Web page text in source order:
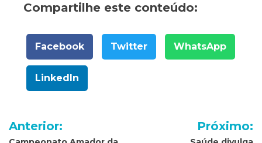
Compartilhe este conteúdo:
Facebook Twitter WhatsApp
LinkedIn
Navegação
Anterior: Próximo: